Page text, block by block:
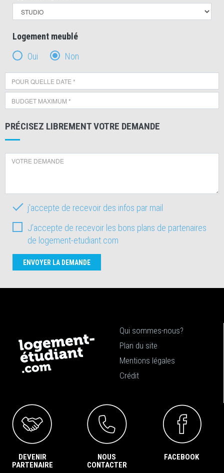
Logement meublé
Oui
Non
PRÉCISEZ LIBREMENT VOTRE DEMANDE
j'accepte de recevoir des infos par mail
J’accepte de recevoir les bons plans de partenaires
de logement-etudiant.com
ENVOYER LA DEMANDE
Qui sommes-nous?
Plan du site
Mentions légales
Crédit
DEVENIR
PARTENAIRE
NOUS
CONTACTER
FACEBOOK